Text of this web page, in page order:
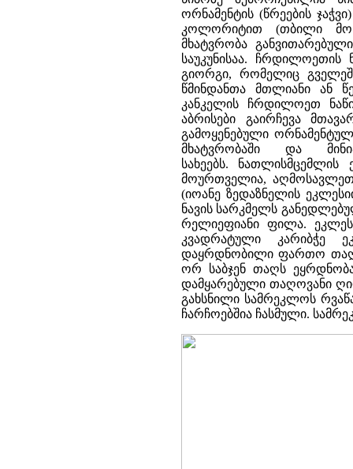
ორნამენტის (წრეების
კოლორიტით (თბილი
მხატვრობა
საუკუნისაა. ჩრდილოეთის
გიორგი, რომელიც
წმინდანთა მთლიანი ან
კანკელის ჩრდილოეთ
აბრისები გაირჩევა
გამოყენებული
მხატვრობაში და
სახეებს.
მოურთველია,
(იოანე ზედაზნელის
ნავის სარკმელს
რელიეფიანი ფილა.
კვადრატული კარიბჭე
დაყრდნობილი ფართო
ორ საბჯენ თაღს
დამყარებული თაღოვანი
გახსნილი სამრეკლოს
ჩარჩოებშია ჩასმული.